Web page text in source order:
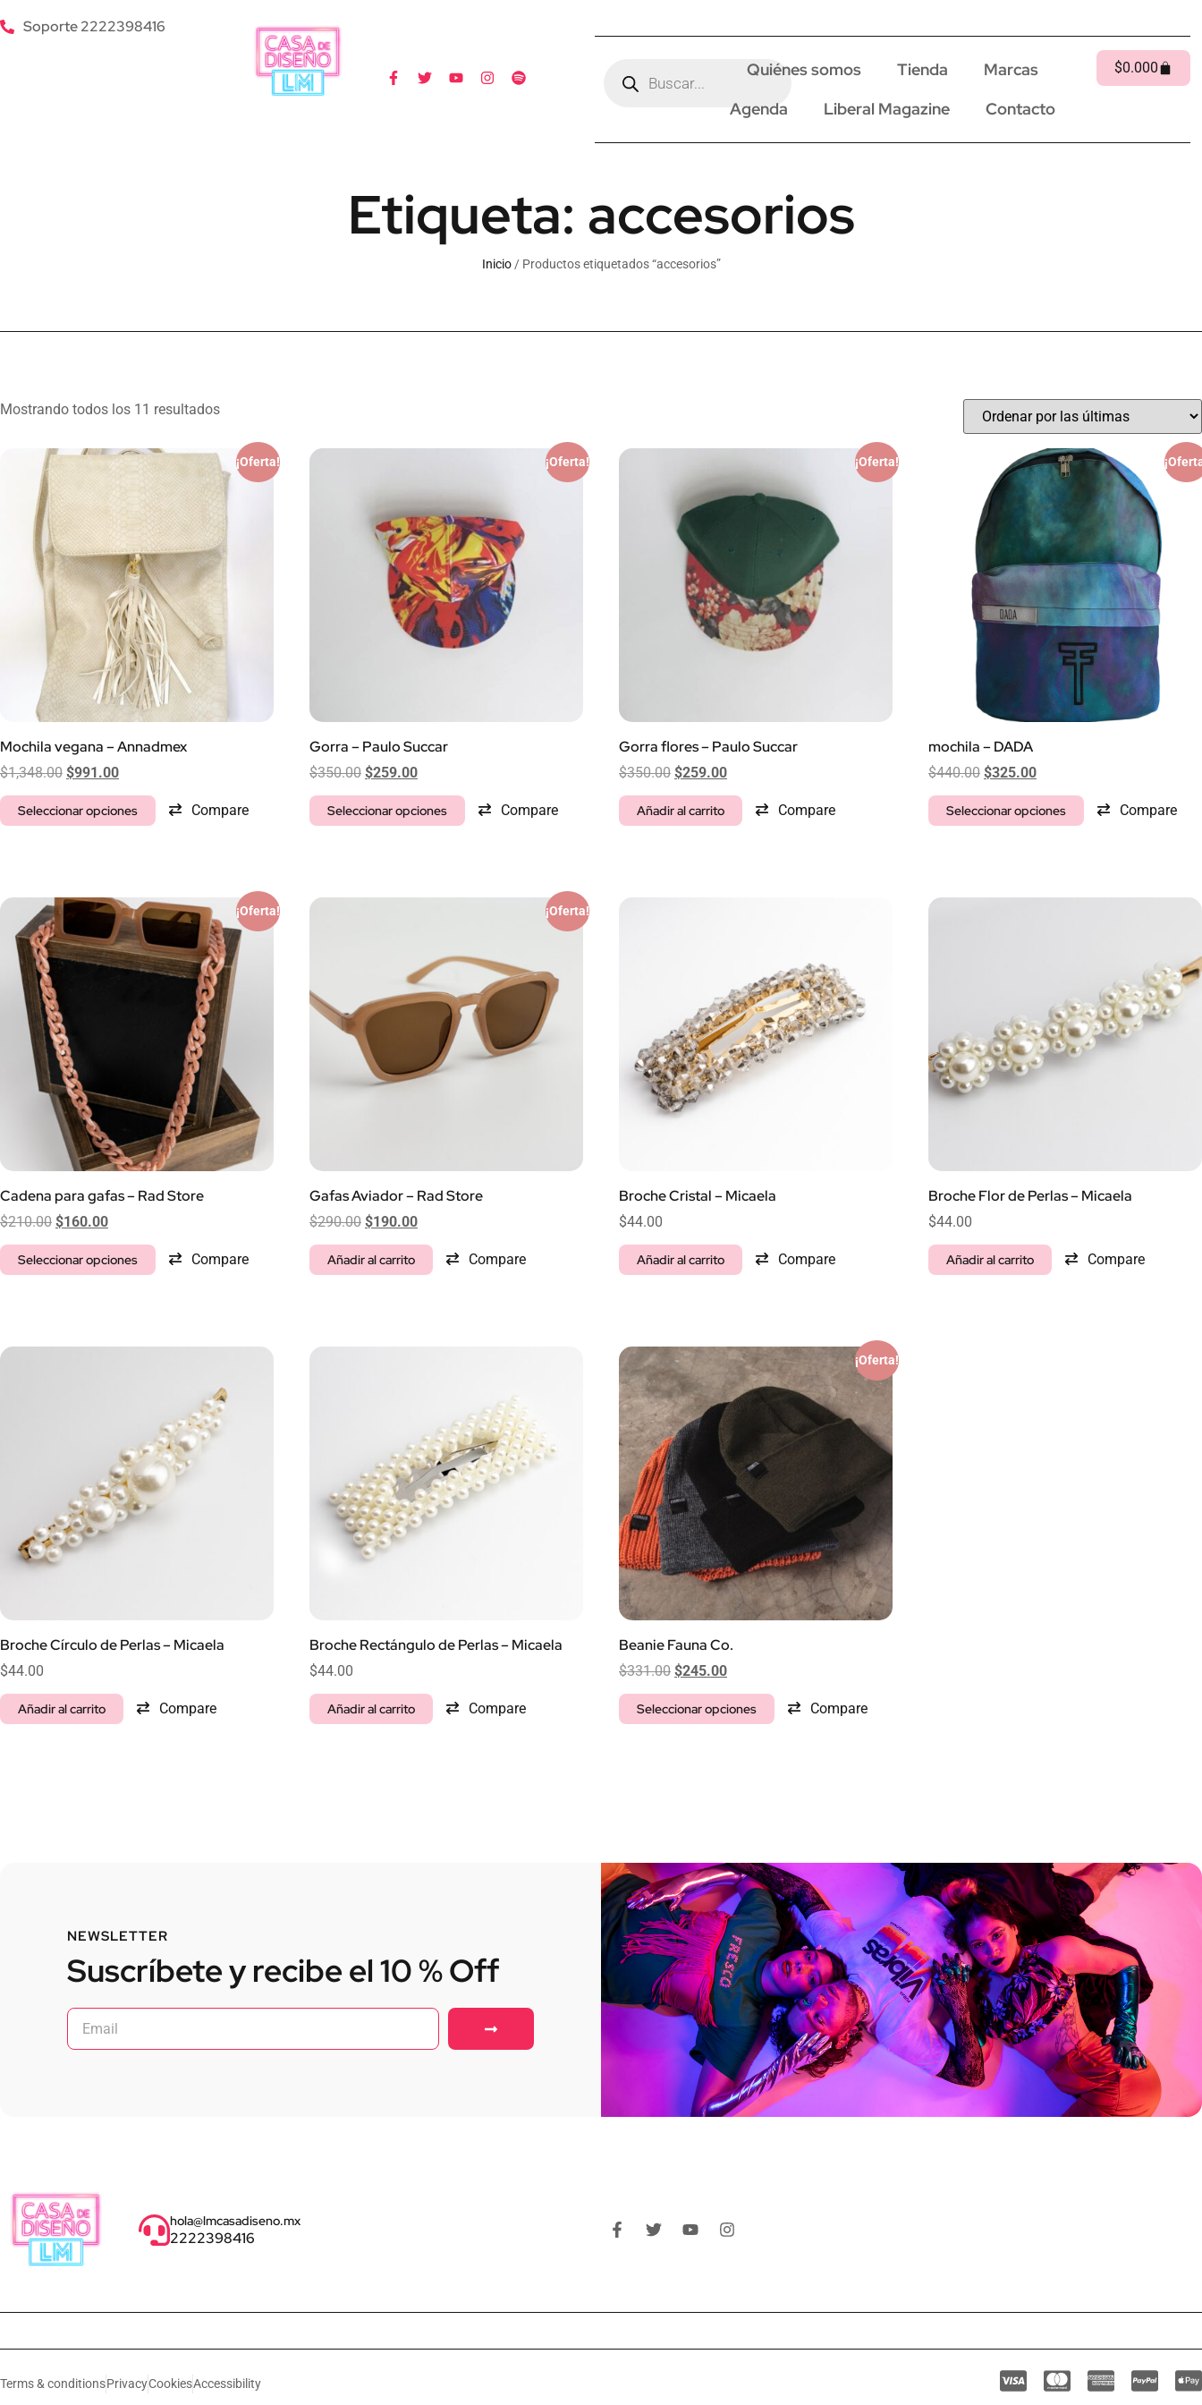
Soporte 2222398416
Quiénes somos Tienda
Marcas
Agenda
Liberal Magazine Contacto
$0.000
Etiqueta: accesorios
Inicio/ Productos etiquetados “accesorios”
Mostrando todos los 11 resultados
¡Oferta!
Mochila vegana – Annadmex
$1,348.00 $991.00
Seleccionar opciones Compare
¡Oferta!
Gorra – Paulo Succar
$350.00 $259.00
Seleccionar opciones Compare
¡Oferta!
Gorra flores – Paulo Succar
$350.00 $259.00
Añadir al carrito Compare
mochila – DADA
$440.00 $325.00
Seleccionar opciones Compare
¡Oferta!
Cadena para gafas – Rad Store
$210.00 $160.00
Seleccionar opciones Compare
¡Oferta!
Gafas Aviador – Rad Store
$290.00 $190.00
Añadir al carrito Compare
Broche Cristal – Micaela
$44.00
Añadir al carrito Compare
Broche Flor de Perlas – Micaela
$44.00
Añadir al carrito Compare
Broche Círculo de Perlas – Micaela
$44.00
Añadir al carrito Compare
Broche Rectángulo de Perlas – Micaela
$44.00
Añadir al carrito Compare
¡Oferta!
Beanie Fauna Co.
$331.00 $245.00
Seleccionar opciones Compare
NEWSLETTER
Suscríbete y recibe el 10 % Off
hola@lmcasadiseno.mx
2222398416
Terms & conditionsPrivacyCookiesAccessibility